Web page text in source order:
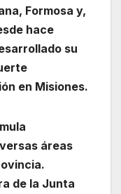
Formosa y,
hace
su
en Misiones.
áreas
de la Junta